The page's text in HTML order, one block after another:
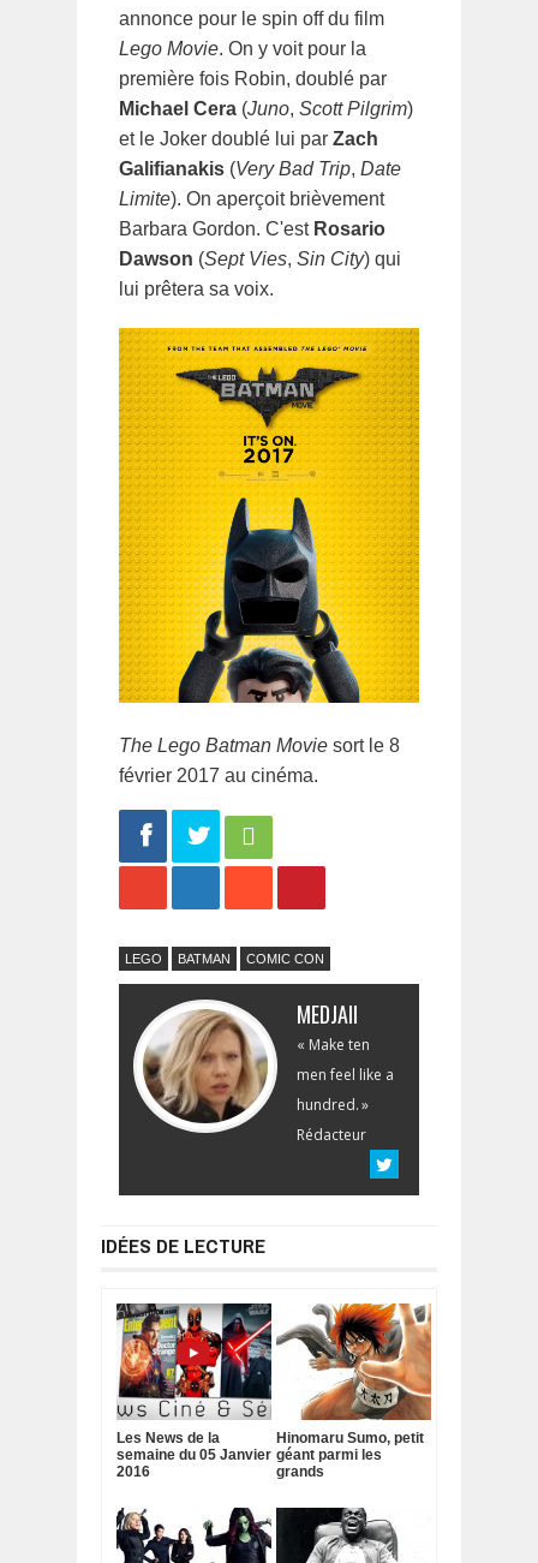
annonce pour le spin off du film
Lego Movie. On y voit pour la
première fois Robin, doublé par
Michael Cera (Juno, Scott Pilgrim)
et le Joker doublé lui par Zach
Galifianakis (Very Bad Trip, Date
Limite). On aperçoit brièvement
Barbara Gordon. C'est Rosario
Dawson (Sept Vies, Sin City) qui
lui prêtera sa voix.
The Lego Batman Movie sort le 8
février 2017 au cinéma.
LEGO BATMAN COMIC CON
MEDJAII
« Make ten
men feel like a
hundred. »
Rédacteur
IDÉES DE LECTURE
Les News de la
semaine du 05 Janvier
2016
Hinomaru Sumo, petit
géant parmi les
grands